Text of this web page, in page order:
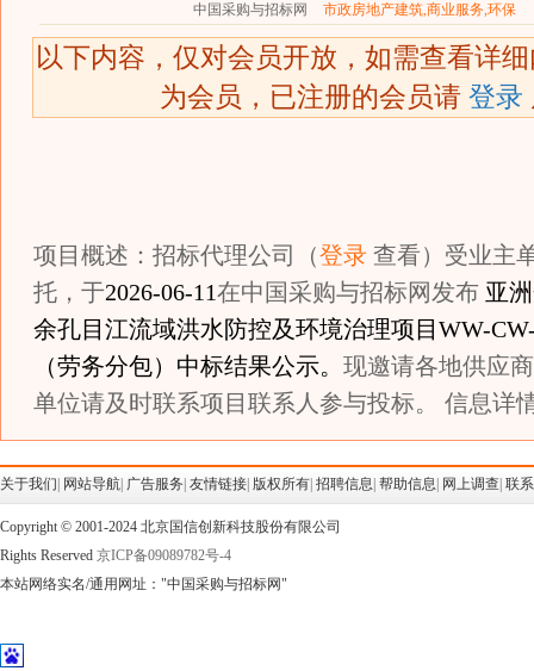
中国采购与招标网 市政房地产建筑,商业服务,环保
以下内容，仅对会员开放，如需查看详
为会员，已注册的会员请 登录
项目概述：招标代理公司（登录 查看）受业主
托，于2026-06-11在中国采购与招标网发布 亚
余孔目江流域洪水防控及环境治理项目WW-
（劳务分包）中标结果公示。 现邀请各地供应
单位请及时联系项目联系人参与投标。 信息详
关于我们 网站导航 广告服务 友情链接 版权所有 招聘信息 帮助信息 网上调查 联
Copyright © 2001-2024 北京国信创新科技股份有限公司
Rights Reserved 京ICP备09089782号-4
本站网络实名/通用网址："中国采购与招标网"